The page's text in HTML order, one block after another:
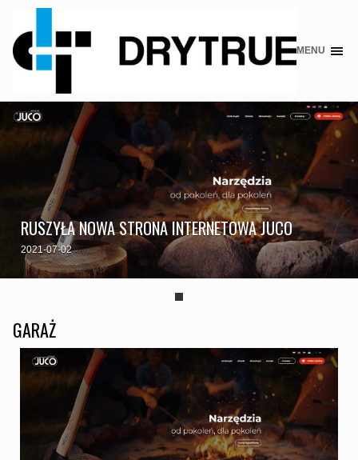
Skip
MENU
RUSZYŁA NOWA STRONA INTERNETOWA JUCO
2021-07-02
GARAŻ